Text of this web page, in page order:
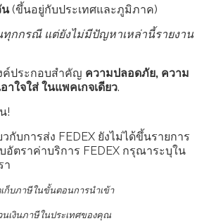
น(ขึ้นอยู่กับประเทศและภูมิภาค)
ทุกกรณี แต่ยังไม่มีปัญหาเหล่านี้รายงาน
ค์ประกอบสำคัญ ความปลอดภัย, ความ
าใจใส่ ในแพคเกจเดียว.
!
กับการส่ง FEDEX ยังไม่ได้ขึ้นรายการ
อัตราค่าบริการ FEDEX กรุณาระบุใน
า
ก็บภาษีในขั้นตอนการนำเข้า
เงินภาษีในประเทศของคุณ